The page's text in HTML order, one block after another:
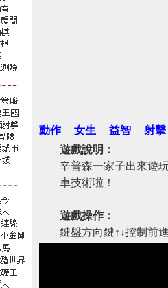
動作 女生 益智
射擊
遊戲說明：
辛普森一家子出來遊
車技術啦！
遊戲操作：
鍵盤方向鍵↑↓控制前